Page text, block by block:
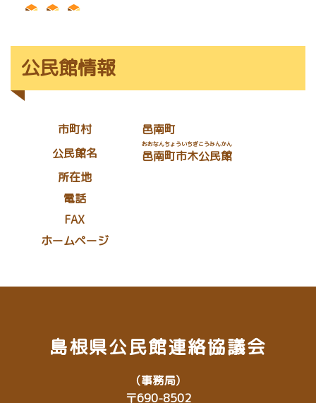
公民館情報
市町村
邑南町
公民館名
邑南町市木公民館
おおなんちょういちぎこうみんかん
所在地
電話
FAX
ホームページ
島根県公民館連絡協議会
（事務局）
〒690-8502